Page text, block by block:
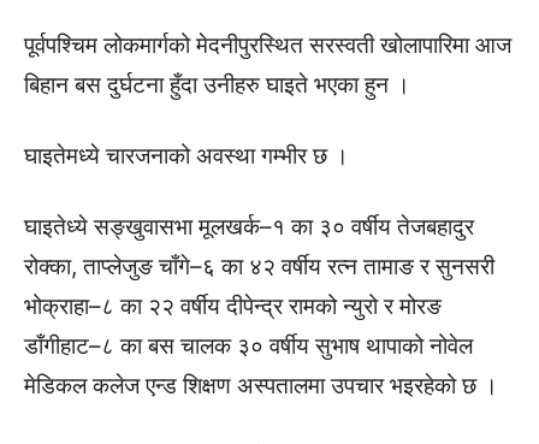
पूर्वपश्चिम लोकमार्गको मेदनीपुरस्थित सरस्वती खोलापारिमा आज
बिहान बस दुर्घटना हुँदा उनीहरु घाइते भएका हुन ।
घाइतेमध्ये चारजनाको अवस्था गम्भीर छ ।
घाइतेध्ये सङ्खुवासभा मूलखर्क–१ का ३० वर्षीय तेजबहादुर
रोक्का, ताप्लेजुङ चाँगे–६ का ४२ वर्षीय रत्न तामाङ र सुनसरी
भोक्राहा–८ का २२ वर्षीय दीपेन्द्र रामको न्युरो र मोरङ
डाँगीहाट–८ का बस चालक ३० वर्षीय सुभाष थापाको नोवेल
मेडिकल कलेज एन्ड शिक्षण अस्पतालमा उपचार भइरहेको छ ।